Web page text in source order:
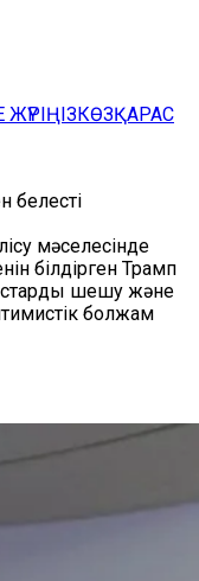
ЖҮРІҢІЗКӨЗҚАРАС
белесті
мәселесінде
білдірген Трамп
шешу және
болжам